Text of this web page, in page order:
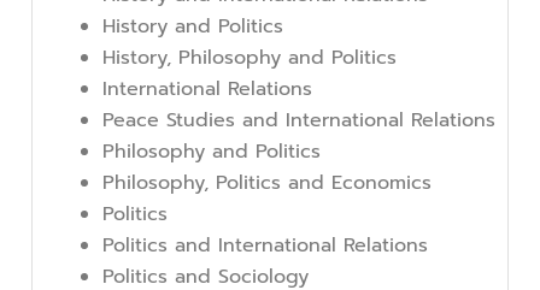
History and Politics
History, Philosophy and Politics
International Relations
Peace Studies and International Relations
Philosophy and Politics
Philosophy, Politics and Economics
Politics
Politics and International Relations
Politics and Sociology